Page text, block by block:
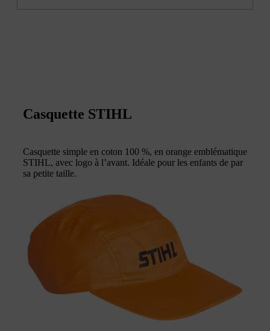
Casquette STIHL
Casquette simple en coton 100 %, en orange emblématique
STIHL, avec logo à l’avant. Idéale pour les enfants de par
sa petite taille.